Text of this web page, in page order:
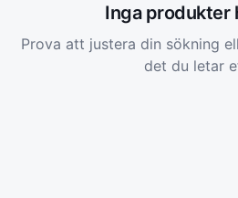
Inga produkter
Prova att justera din sökning
det du letar